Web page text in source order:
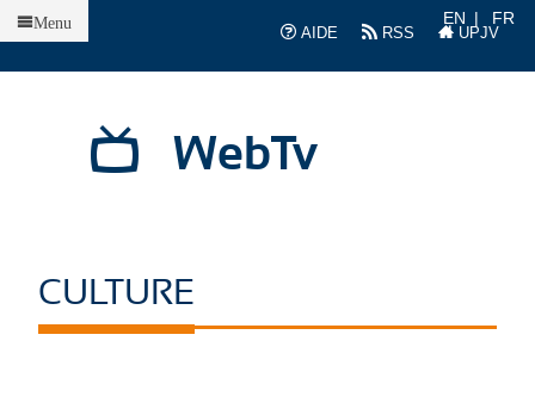
AIDE
RSS UPJV
EN FR
WebTv
Menu
CULTURE